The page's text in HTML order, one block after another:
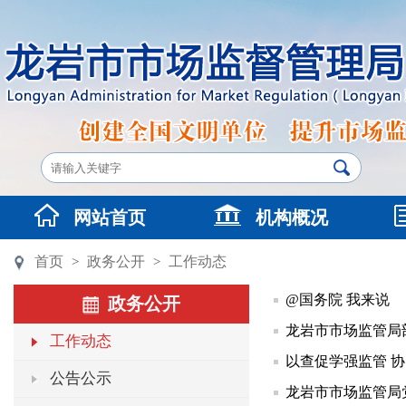
网站首页 机构概况
首页 > 政务公开 > 工作动态
政务公开
工作动态
公告公示
@国务院 我来说
龙岩市市场监管
以查促学强监管
龙岩市市场监管